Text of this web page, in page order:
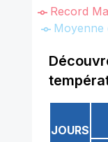
Record
Moyenne
JOURS